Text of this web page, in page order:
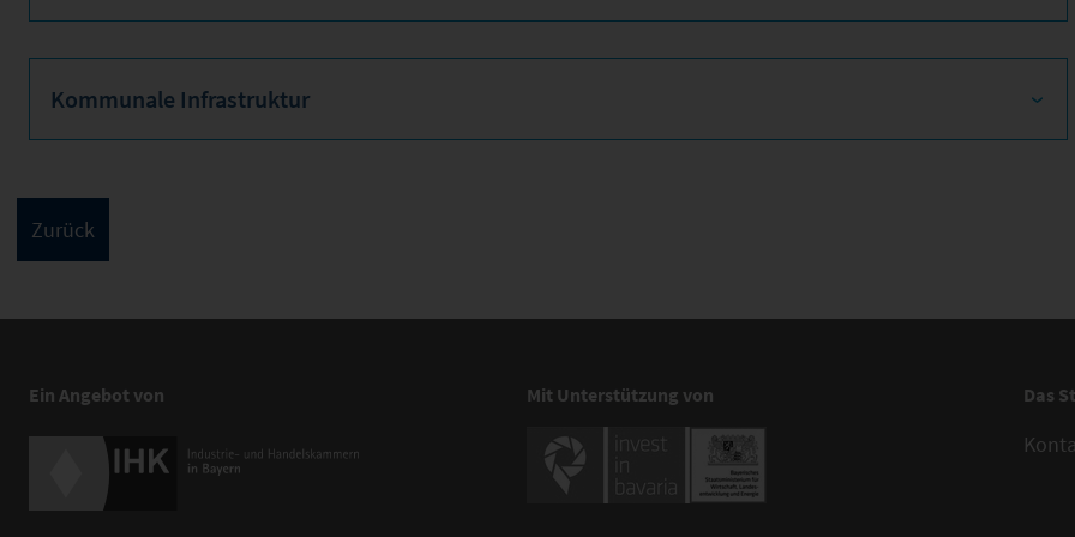
Kommunale Infrastruktur
Ein Angebot von Mit Unterstützung von Das